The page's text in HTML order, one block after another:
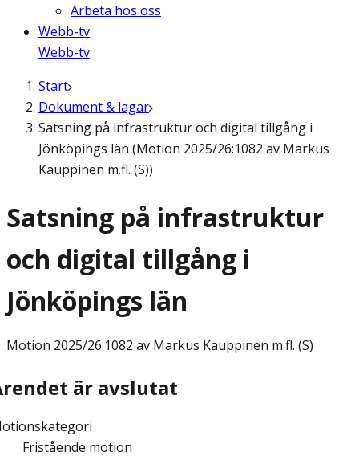
Arbeta hos oss
Webb-tv
Webb-tv
Start
Dokument & lagar
Satsning på infrastruktur och digital tillgång i
Jönköpings län (Motion 2025/26:1082 av Markus
Kauppinen m.fl. (S))
Satsning på infrastruktur
och digital tillgång i
Jönköpings län
Motion 2025/26:1082 av Markus Kauppinen m.fl. (S)
är avslutat
Fristående motion